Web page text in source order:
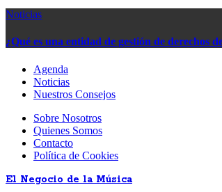
Noticias
¿Qué es una entidad de gestión de derechos
Agenda
Noticias
Nuestros Consejos
Sobre Nosotros
Quienes Somos
Contacto
Política de Cookies
El Negocio de la Música